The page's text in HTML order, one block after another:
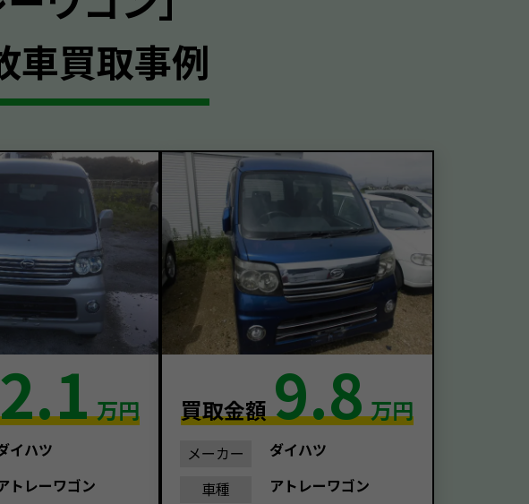
車買取事例
2.1 万円
イハツ
トレーワゴン
買取金額9.8 万円
メーカー
ダイハツ
車種
アトレーワゴン